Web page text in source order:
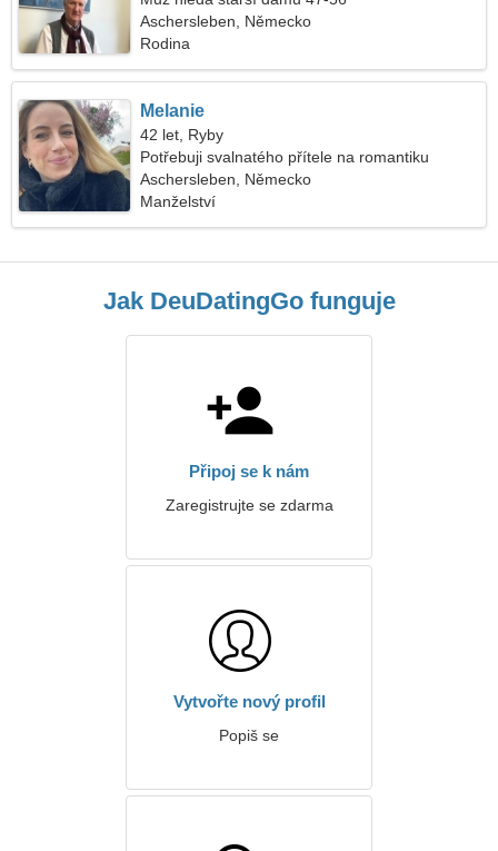
Aschersleben, Německo
Rodina
Melanie
42 let, Ryby
Potřebuji svalnatého přítele na romantiku
Aschersleben, Německo
Manželství
Jak DeuDatingGo funguje
Připoj se k nám
Zaregistrujte se zdarma
Vytvořte nový profil
Popiš se